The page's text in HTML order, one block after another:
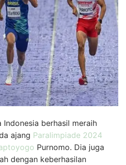
Indonesia berhasil meraih
ajang Paralimpiade 2024
Purnomo. Dia juga
dengan keberhasilan